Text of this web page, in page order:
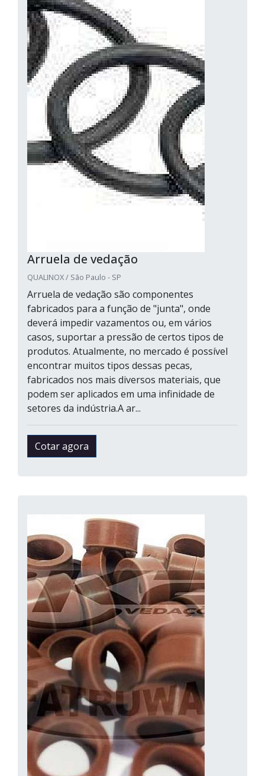
Arruela de vedação
QUALINOX / São Paulo - SP
Arruela de vedação são componentes
fabricados para a função de "junta", onde
deverá impedir vazamentos ou, em vários
casos, suportar a pressão de certos tipos de
produtos. Atualmente, no mercado é possível
encontrar muitos tipos dessas pecas,
fabricados nos mais diversos materiais, que
podem ser aplicados em uma infinidade de
setores da indústria.A ar...
Cotar agora